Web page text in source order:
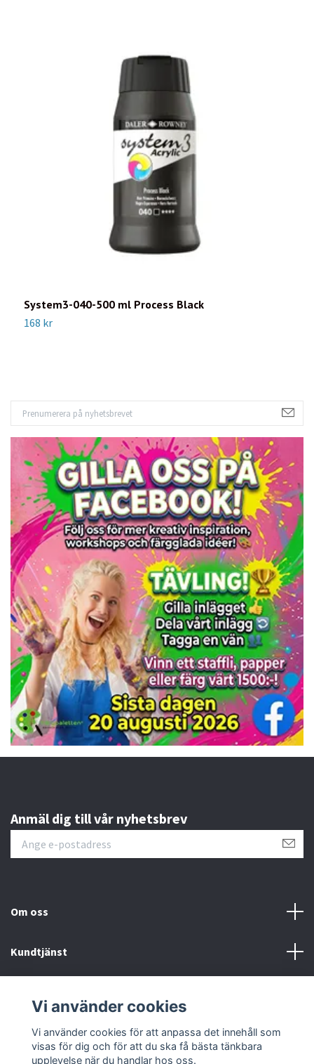
System3-040-500 ml Process Black
168 kr
Anmäl dig till vår nyhetsbrev
Om oss
Kundtjänst
Sociala medier
Vi använder cookies
Vi använder cookies för att anpassa det innehåll som
visas för dig och för att du ska få bästa tänkbara
upplevelse när du handlar hos oss.